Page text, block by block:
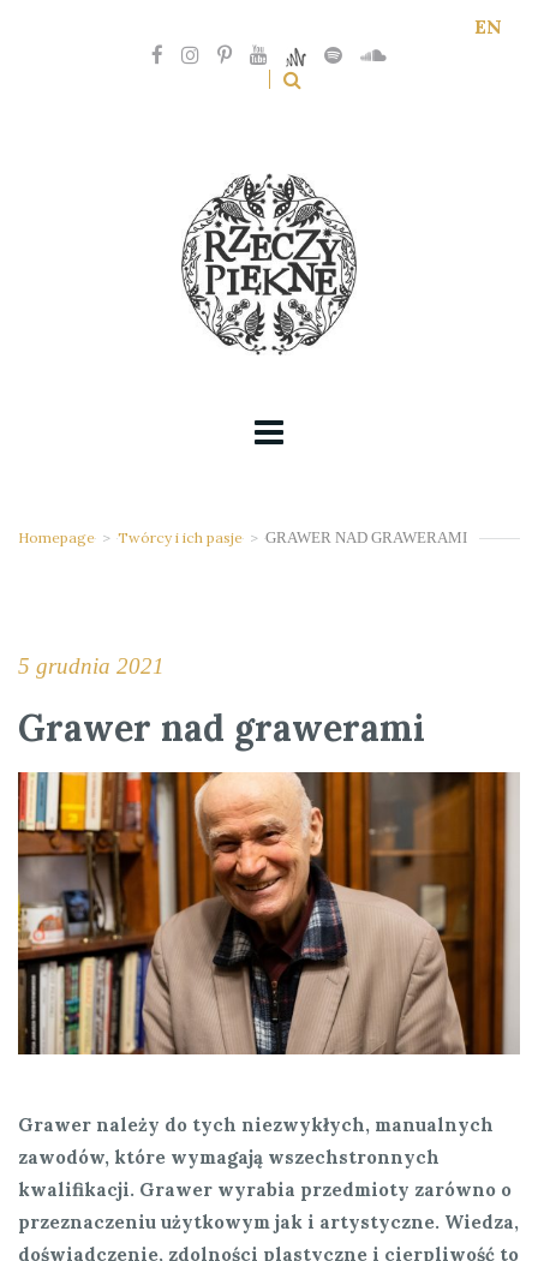
EN
Homepage > Twórcy i ich pasje > GRAWER NAD GRAWERAMI
5 grudnia 2021
Grawer nad grawerami
Grawer należy do tych niezwykłych, manualnych
zawodów, które wymagają wszechstronnych
kwalifikacji. Grawer wyrabia przedmioty zarówno o
przeznaczeniu użytkowym jak i artystyczne. Wiedza,
doświadczenie, zdolności plastyczne i cierpliwość to